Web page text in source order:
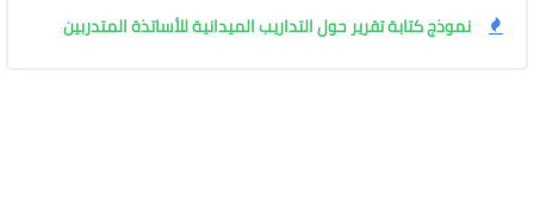
نموذج كتابة تقرير حول التداريب الميدانية للأساتذة المتدربين